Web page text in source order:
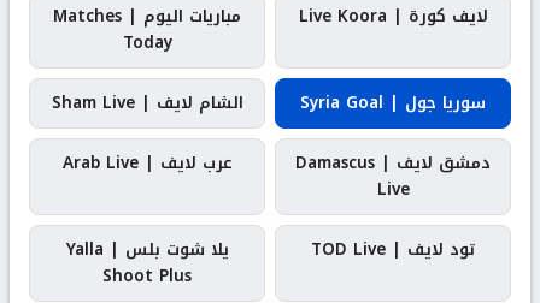
لايف كورة | Live Koora
مباريات اليوم | Matches
Today
سوريا جول | Syria Goal
الشام لايف | Sham Live
دمشق لايف | Damascus
Live
عرب لايف | Arab Live
تود لايف | TOD Live
يلا شوت بلس | Yalla
Shoot Plus